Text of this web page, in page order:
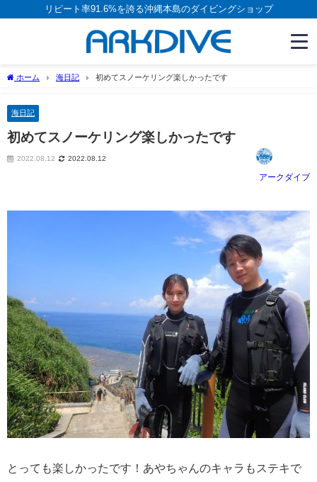
リピート率91.6%を誇る沖縄本島のダイビングショップ
ホーム 海日記 初めてスノーケリング楽しかったです
海日記
初めてスノーケリング楽しかったです
2022.08.12 2022.08.12
アークダイブ
とっても楽しかったです！あやちゃんのキャラもステキで